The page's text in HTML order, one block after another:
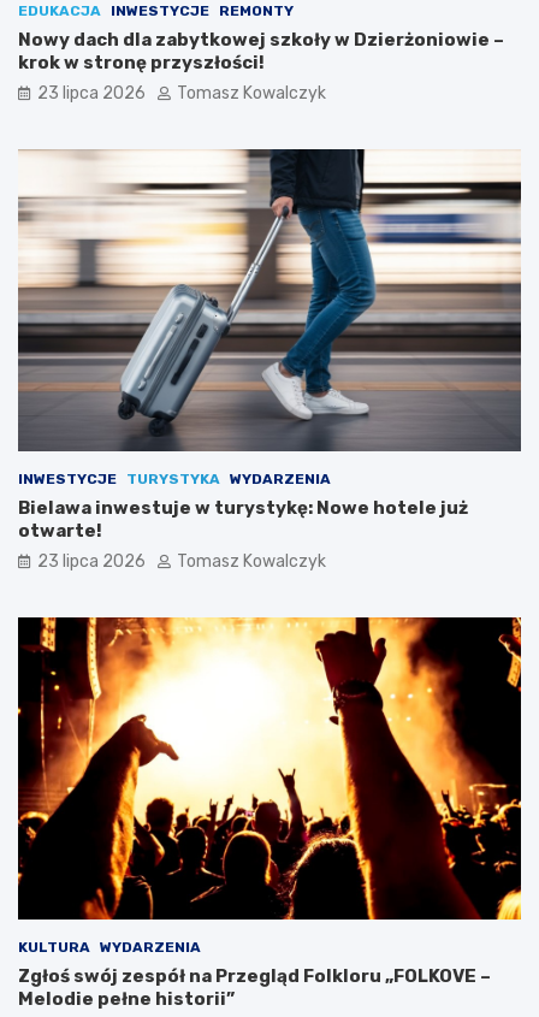
EDUKACJA INWESTYCJE REMONTY
Nowy dach dla zabytkowej szkoły w Dzierżoniowie –
krok w stronę przyszłości!
23 lipca 2026 Tomasz Kowalczyk
INWESTYCJE TURYSTYKA WYDARZENIA
Bielawa inwestuje w turystykę: Nowe hotele już
otwarte!
23 lipca 2026 Tomasz Kowalczyk
KULTURA WYDARZENIA
Zgłoś swój zespół na Przegląd Folkloru „FOLKOVE –
Melodie pełne historii”